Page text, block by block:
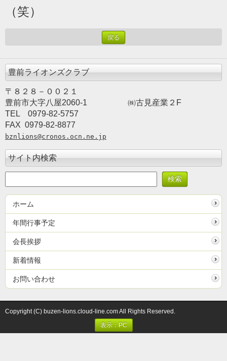
（笑）
戻る
豊前ライオンズクラブ
〒８２８－００２１
豊前市大字八屋2060-1 ㈱古見産業２F
TEL　0979-82-5757
FAX  0979-82-8877
bznlions@cronos.ocn.ne.jp
サイト内検索
ホーム
年間行事予定
会長挨拶
新着情報
お問い合わせ
Copyright (C) buzen-lions.cloud-line.com All Rights Reserved.
表示：PC